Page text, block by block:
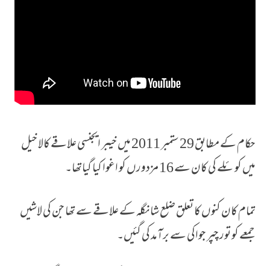
حکام کے مطابق 29 ستمبر 2011 میں خیبر ایجنسی علاقے کالا خیل
میں کوئلے کی کان سے 16 مزدورں کو اغوا کیا گیاتھا۔
تمام کان کنوں کا تعلق ضلع شانگلہ کے علاقے سے تھا جن کی لاشیں
جمعے کو تور چپر جواکی سے برآمد کی گئیں۔